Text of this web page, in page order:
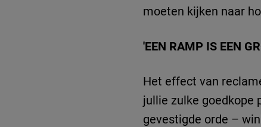
moeten kijken naar
'EEN RAMP IS EEN
Het effect van
jullie zulke goedkope
gevestigde orde –